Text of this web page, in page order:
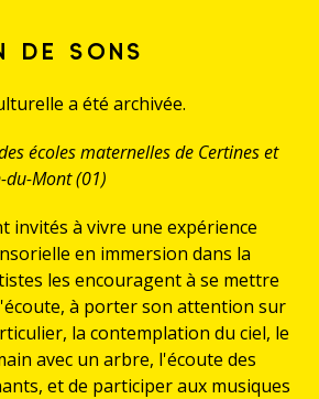
DE SONS
a été archivée.
écoles maternelles de Certines et
du-Mont (01)
invités à vivre une expérience
en immersion dans la
les encouragent à se mettre
à porter son attention sur
la contemplation du ciel, le
avec un arbre, l'écoute des
et de participer aux musiques